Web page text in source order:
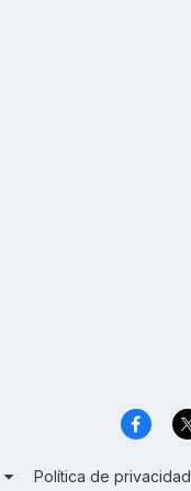
Política de privacidad